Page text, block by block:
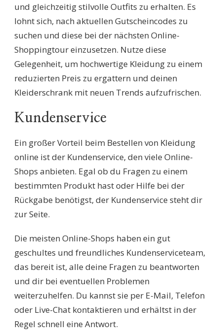
und gleichzeitig stilvolle Outfits zu erhalten. Es
lohnt sich, nach aktuellen Gutscheincodes zu
suchen und diese bei der nächsten Online-
Shoppingtour einzusetzen. Nutze diese
Gelegenheit, um hochwertige Kleidung zu einem
reduzierten Preis zu ergattern und deinen
Kleiderschrank mit neuen Trends aufzufrischen.
Kundenservice
Ein großer Vorteil beim Bestellen von Kleidung
online ist der Kundenservice, den viele Online-
Shops anbieten. Egal ob du Fragen zu einem
bestimmten Produkt hast oder Hilfe bei der
Rückgabe benötigst, der Kundenservice steht dir
zur Seite.
Die meisten Online-Shops haben ein gut
geschultes und freundliches Kundenserviceteam,
das bereit ist, alle deine Fragen zu beantworten
und dir bei eventuellen Problemen
weiterzuhelfen. Du kannst sie per E-Mail, Telefon
oder Live-Chat kontaktieren und erhältst in der
Regel schnell eine Antwort.